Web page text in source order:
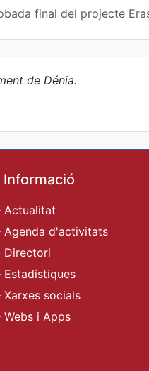
final del projecte
de Dénia.
Informació
Actualitat
Agenda d'activitats
Directori
Estadístiques
Xarxes socials
Webs i Apps